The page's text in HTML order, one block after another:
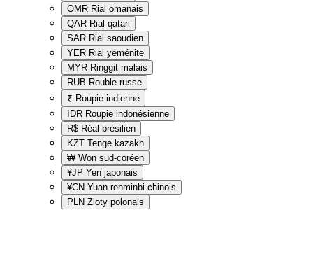
OMR Rial omanais
QAR Rial qatari
SAR Rial saoudien
YER Rial yéménite
MYR Ringgit malais
RUB Rouble russe
₹ Roupie indienne
IDR Roupie indonésienne
R$ Réal brésilien
KZT Tenge kazakh
₩ Won sud-coréen
¥JP Yen japonais
¥CN Yuan renminbi chinois
PLN Zloty polonais